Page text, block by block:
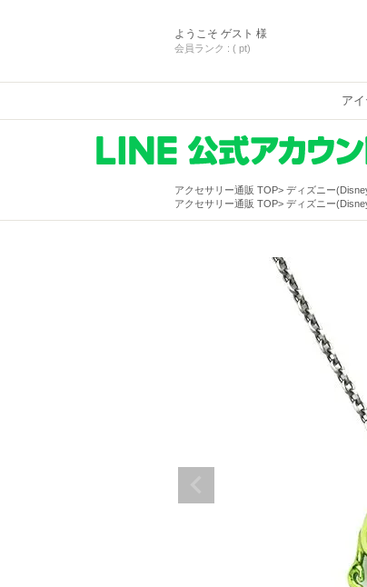
ようこそ ゲスト 様
会員ランク : ( pt)
ア
アクセサリー通販 TOP ディズニー
アクセサリー通販 TOP
ディズニー